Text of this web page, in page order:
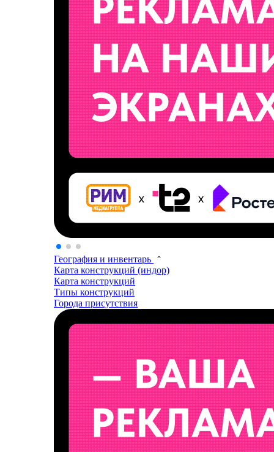
География и инвентарь
Карта конструкций (индор)
Карта конструкций
Типы конструкций
Города присутствия